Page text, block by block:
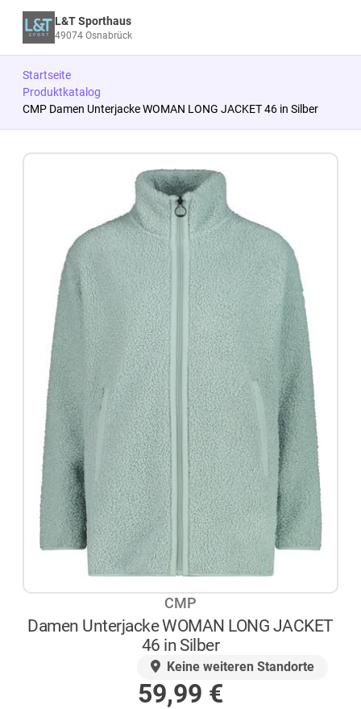
L&T Sporthaus
49074 Osnabrück
Startseite
Produktkatalog
CMP Damen Unterjacke WOMAN LONG JACKET 46 in Silber
CMP
Damen Unterjacke WOMAN LONG JACKET
46 in Silber
Keine weiteren Standorte
Sonderpreis
59,99 €